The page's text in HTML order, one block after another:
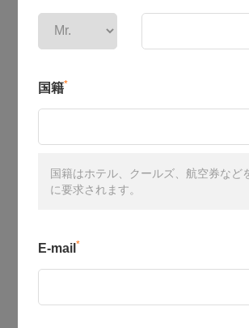
国籍*
国籍はホテル、クールズ、航空券など
に要求されます。
E-mail *